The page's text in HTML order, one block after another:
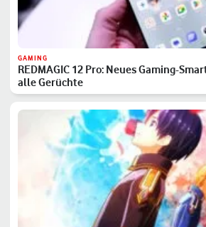
GAMING
REDMAGIC 12 Pro: Neues Gaming-
alle Gerüchte